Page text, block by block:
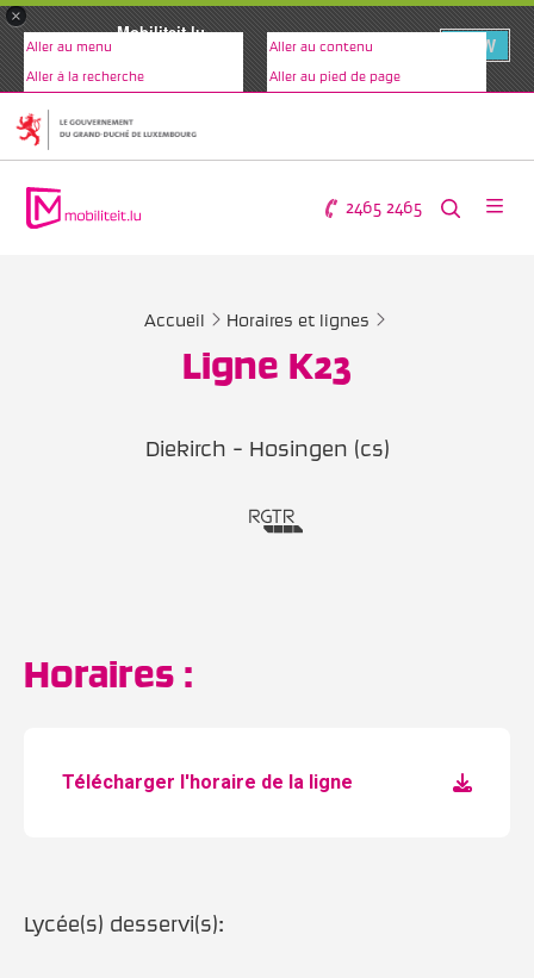
×
Mobiliteit.lu
VIEW
Aller au menu Aller au contenu
Aller à la recherche Aller au pied de page
2465 2465
Accueil Horaires et lignes
Ligne K23
Diekirch - Hosingen (cs)
Horaires :
Télécharger l'horaire de la ligne
Lycée(s) desservi(s):